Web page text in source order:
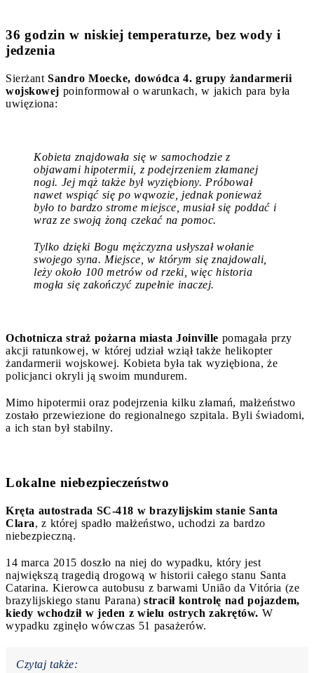
36 godzin w niskiej temperaturze, bez wody i
jedzenia
Sierżant Sandro Moecke, dowódca 4. grupy żandarmerii
wojskowej poinformował o warunkach, w jakich para była
uwięziona:
Kobieta znajdowała się w samochodzie z
objawami hipotermii, z podejrzeniem złamanej
nogi. Jej mąż także był wyziębiony. Próbował
nawet wspiąć się po wąwozie, jednak ponieważ
było to bardzo strome miejsce, musiał się poddać i
wraz ze swoją żoną czekać na pomoc.
Tylko dzięki Bogu mężczyzna usłyszał wołanie
swojego syna. Miejsce, w którym się znajdowali,
leży około 100 metrów od rzeki, więc historia
mogła się zakończyć zupełnie inaczej.
Ochotnicza straż pożarna miasta Joinville pomagała przy
akcji ratunkowej, w której udział wziął także helikopter
żandarmerii wojskowej. Kobieta była tak wyziębiona, że
policjanci okryli ją swoim mundurem.
Mimo hipotermii oraz podejrzenia kilku złamań, małżeństwo
zostało przewiezione do regionalnego szpitala. Byli świadomi,
a ich stan był stabilny.
Lokalne niebezpieczeństwo
Kręta autostrada SC-418 w brazylijskim stanie Santa
Clara, z której spadło małżeństwo, uchodzi za bardzo
niebezpieczną.
14 marca 2015 doszło na niej do wypadku, który jest
największą tragedią drogową w historii całego stanu Santa
Catarina. Kierowca autobusu z barwami União da Vitória (ze
brazylijskiego stanu Parana) stracił kontrolę nad pojazdem,
kiedy wchodził w jeden z wielu ostrych zakrętów. W
wypadku zginęło wówczas 51 pasażerów.
Czytaj także: